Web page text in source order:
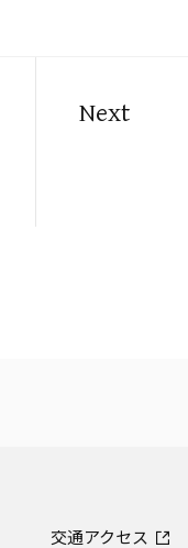
Next
交通アクセス